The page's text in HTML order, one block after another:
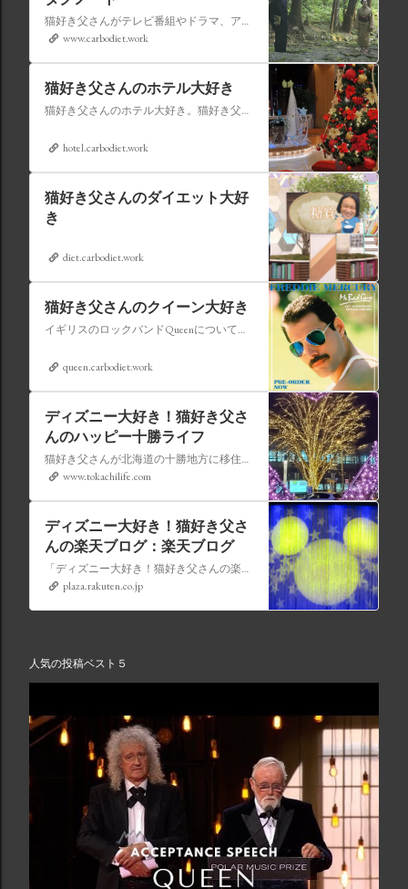
猫好き父さんがテレビ番組やドラマ、アニメ、特撮ヒーロー,そしてダイエットについて書いたブログです。
www.carbodiet.work
猫好き父さんのホテル大好き
猫好き父さんのホテル大好き。猫好き父さんが宿泊したホテルの情報を徒然なるままに書いていきます。
hotel.carbodiet.work
猫好き父さんのダイエット大好
き
diet.carbodiet.work
猫好き父さんのクイーン大好き
イギリスのロックバンドQueenについての情報をアップします。
queen.carbodiet.work
ディズニー大好き！猫好き父さ
んのハッピー十勝ライフ
猫好き父さんが北海道の十勝地方に移住しました。なれない北海道の暮らしについてお伝えします。
www.tokachilife.com
ディズニー大好き！猫好き父さ
んの楽天ブログ：楽天ブログ
「ディズニー大好き！猫好き父さんの楽天ブログ」にようこそ！ いろんなブログサービスが廃止になるなか満を持して楽天ブログをはじめようと思います。 よろしくお願いいたします。
plaza.rakuten.co.jp
人気の投稿ベスト５